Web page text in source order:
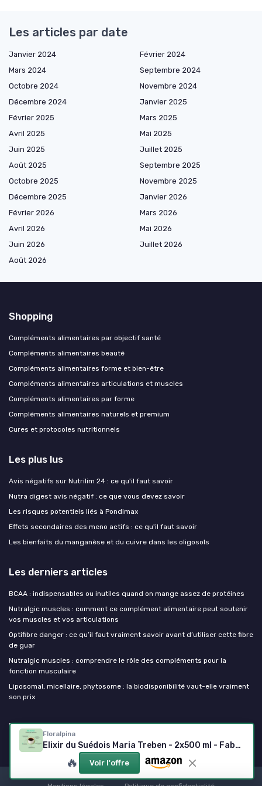
Floralpina
Elixir du Suédois Maria Treben - 2x500 ml - Fabrication France
🔥 Voir l'offre
Les articles par date
Janvier 2024
Février 2024
Mars 2024
Septembre 2024
Octobre 2024
Novembre 2024
Décembre 2024
Janvier 2025
Février 2025
Mars 2025
Avril 2025
Mai 2025
Juin 2025
Juillet 2025
Août 2025
Septembre 2025
Octobre 2025
Novembre 2025
Décembre 2025
Janvier 2026
Février 2026
Mars 2026
Avril 2026
Mai 2026
Juin 2026
Juillet 2026
Août 2026
Shopping
Compléments alimentaires par objectif santé
Compléments alimentaires beauté
Compléments alimentaires forme et bien-être
Compléments alimentaires articulations et muscles
Compléments alimentaires par forme
Compléments alimentaires naturels et premium
Cures et protocoles nutritionnels
Les plus lus
Avis négatifs sur Nutrilim 24 : ce qu'il faut savoir
Nutra digest avis négatif : ce que vous devez savoir
Les risques potentiels liés à Pondimax
Effets secondaires des meno actifs : ce qu'il faut savoir
Les bienfaits du manganèse et du cuivre dans les oligosols
Les derniers articles
BCAA : indispensables ou inutiles quand on mange assez de protéines
Nutralgic muscles : comment ce complément alimentaire peut soutenir
vos muscles et vos articulations
Optifibre danger : ce qu’il faut vraiment savoir avant d’utiliser cette fibre
de guar
Nutralgic muscles : comprendre le rôle des compléments pour la
fonction musculaire
Liposomal, micellaire, phytosome : la biodisponibilité vaut-elle vraiment
son prix
Mes complements alimentaires